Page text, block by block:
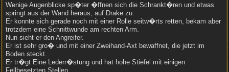
Wenige Augenblicke sp�ter �ffnen sich die Schrankt�ren und etwas
springt aus der Wand heraus, auf Drake zu.
Er konnte sich gerade noch mit einer Rolle seitw�rts retten, bekam aber
trotzdem eine Schnittwunde am rechten Arm.
Nun sieht er den Angreifer.
Er ist sehr gro� und mit einer Zweihand-Axt bewaffnet, die jetzt im
Boden steckt.
Er tr�gt Eine Lederr�stung und hat hohe Stiefel mit einigen
Fellbesetzten Stellen.